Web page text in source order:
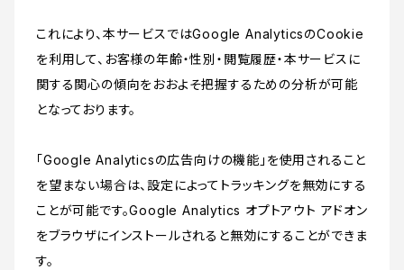
これにより、本サービスではGoogle AnalyticsのCookie
を利用して、お客様の年齢・性別・閲覧履歴・本サービスに
関する関心の傾向をおおよそ把握するための分析が可能
となっております。
「Google Analyticsの広告向けの機能」を使用されること
を望まない場合は、設定によってトラッキングを無効にする
ことが可能です。Google Analytics オプトアウト アドオン
をブラウザにインストールされると無効にすることができま
す。